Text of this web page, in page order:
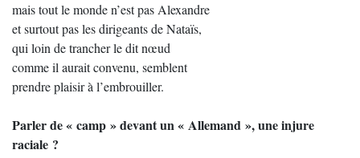
mais tout le monde n’est pas Alexandre
et surtout pas les dirigeants de Nataïs,
qui loin de trancher le dit nœud
comme il aurait convenu, semblent
prendre plaisir à l’embrouiller.
Parler de « camp » devant un « Allemand », une injure
raciale ?